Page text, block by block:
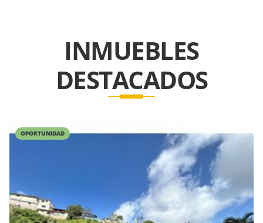
INMUEBLES
DESTACADOS
OPORTUNIDAD